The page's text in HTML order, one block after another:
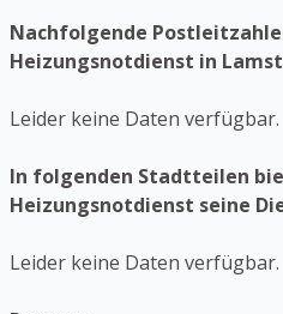
Nachfolgende
Heizungsnotdienst in
Leider keine Daten verfügbar.
In folgenden Stadtteilen
Heizungsnotdienst seine
Leider keine Daten verfügbar.